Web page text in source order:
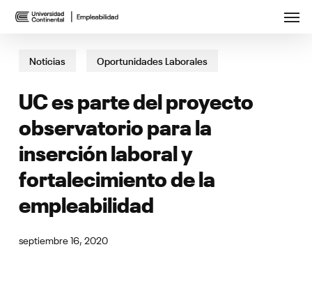
Noticias Oportunidades Laborales
UC es parte del proyecto
observatorio para la
inserción laboral y
fortalecimiento de la
empleabilidad
septiembre 16, 2020